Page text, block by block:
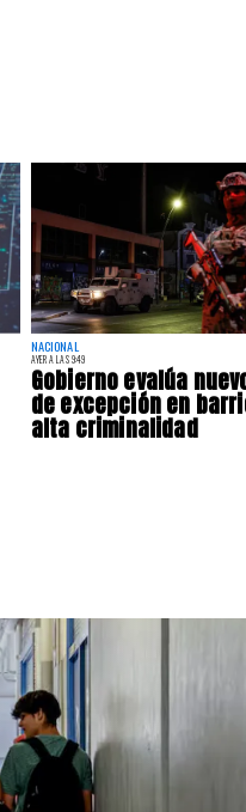
NACIONAL
AYER A LAS 9:49
Gobierno evalúa
de excepción en
alta criminalidad